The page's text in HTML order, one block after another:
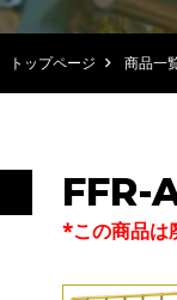
トップページ 商品一
FFR-
*この商品は